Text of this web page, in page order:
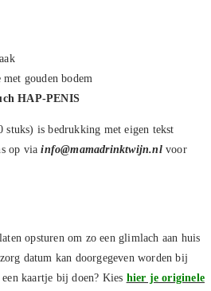
gouden bodem
HAP-PENIS
is bedrukking met eigen tekst
op viainfo@mamadrinktwijn.nlvoor
opsturen om zo een glimlach aan huis
datum kan doorgegeven worden bij
kaartje bij doen? Kies hier je originele